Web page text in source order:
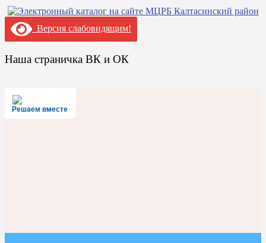
Версия слабовидящим!
Наша страничка ВК и ОК
Решаем вместе